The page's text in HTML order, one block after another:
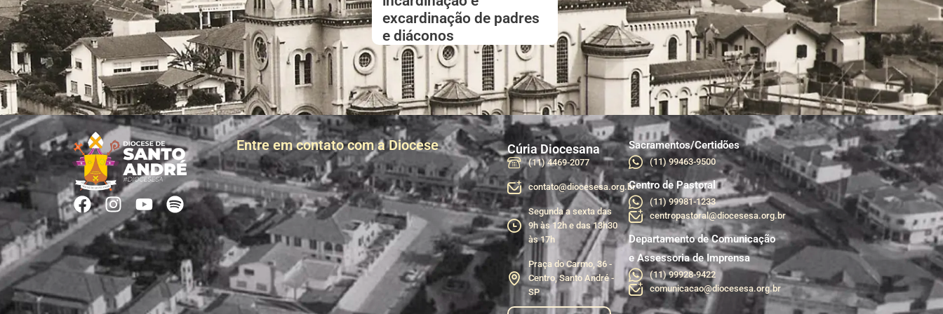
excardinação de padres
e diáconos
Entre em contato com a Diocese Cúria Diocesana
(11) 4469-2077
contato@diocesesa.org.br
Segunda a sexta das
9h às 12h e das 13h30
às 17h
Praça do Carmo, 36 -
Centro, Santo André -
SP
Sacramentos/Certidões
(11) 99463-9500
Centro de Pastoral
(11) 99981-1233
centropastoral@diocesesa.org.br
Departamento de Comunicação
e Assessoria de Imprensa
(11) 99928-9422
comunicacao@diocesesa.org.br